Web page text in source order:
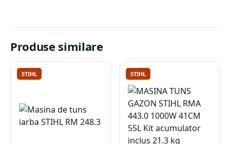
Produse similare
STIHL STIHL